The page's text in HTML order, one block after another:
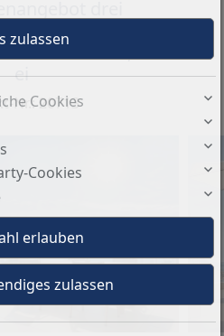
Häuser, die für
wurden, die
ei
Nr.: 20713
Cookies
Cookies